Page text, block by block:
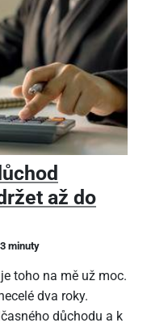
až do
minuty
toho na mě už moc.
dva roky.
důchodu a k